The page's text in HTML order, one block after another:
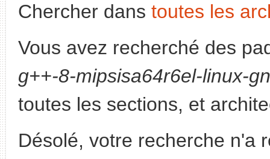
Chercher dans toutes les
Vous avez recherché des
g++-8-mipsisa64r6el-linux-
toutes les sections, et
Désolé, votre recherche n'a